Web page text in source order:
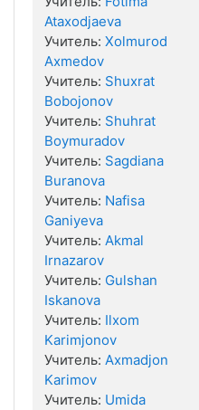
Ataxodjaeva
Учитель: Xolmurod
Axmedov
Учитель: Shuxrat
Bobojonov
Учитель: Shuhrat
Boymuradov
Учитель: Sagdiana
Buranova
Учитель: Nafisa
Ganiyeva
Учитель: Akmal
Irnazarov
Учитель: Gulshan
Iskanova
Учитель: Ilxom
Karimjonov
Учитель: Axmadjon
Karimov
Учитель: Umida